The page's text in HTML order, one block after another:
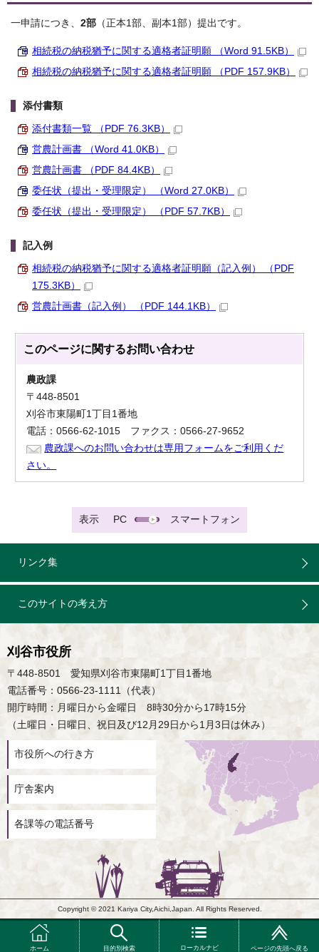
一申請につき、 2部 （正本1部、副本1部）提出です。
相続税の納税猶予に関する適格者証明願 （Word 91.5KB）
相続税の納税猶予に関する適格者証明願 （PDF 157.9KB）
添付書類
添付書類一覧 （PDF 76.3KB）
営農計画書 （Word 41.0KB）
営農計画書 （PDF 84.4KB）
委任状（提出・受理限定） （Word 27.0KB）
委任状（提出・受理限定） （PDF 57.7KB）
記入例
相続税の納税猶予に関する適格者証明願（記入例） （PDF
175.3KB）
営農計画書（記入例） （PDF 144.1KB）
このページに関するお問い合わせ
農政課
〒448-8501
刈谷市東陽町1丁目1番地
電話：0566-62-1015 ファクス：0566-27-9652
農政課へのお問い合わせは専用フォームをご利用くだ
さい。
表示 PC スマートフォン
ホーム 目的別検索 ローカルナビ ページの先頭へ戻る
リンク集
このサイトの考え方
刈谷市役所
〒448-8501 愛知県刈谷市東陽町1丁目1番地
電話番号：0566-23-1111（代表）
開庁時間：月曜日から金曜日 8時30分から17時15分
（土曜日・日曜日、祝日及び12月29日から1月3日は休み）
市役所への行き方
庁舎案内
各課等の電話番号
Copyright © 2021 Kariya City,Aichi,Japan. All Rights Reserved.